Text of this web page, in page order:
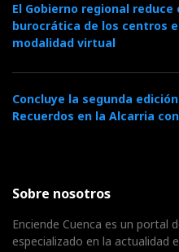
El Gobierno regional
burocrática de los centros
modalidad virtual
Concluye la segunda
Recuerdos en la Alcarria
Sobre nosotros
Enciende Cuenca es un portal
especializado en la actualidad